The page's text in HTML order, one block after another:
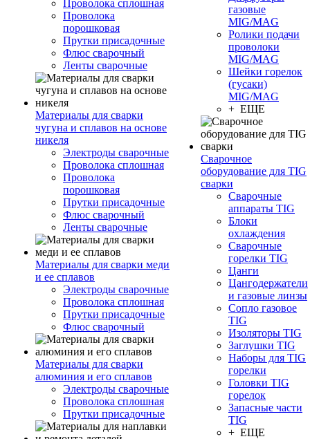
Проволока сплошная
Проволока
порошковая
Прутки присадочные
Флюс сварочный
Ленты сварочные
Материалы для сварки
чугуна и сплавов на основе
никеля
Электроды сварочные
Проволока сплошная
Проволока
порошковая
Прутки присадочные
Флюс сварочный
Ленты сварочные
Материалы для сварки меди
и ее сплавов
Электроды сварочные
Проволока сплошная
Прутки присадочные
Флюс сварочный
Материалы для сварки
алюминия и его сплавов
Электроды сварочные
Проволока сплошная
Прутки присадочные
газовые
MIG/MAG
Ролики подачи
проволоки
MIG/MAG
Шейки горелок
(гусаки)
MIG/MAG
+ ЕЩЕ
Сварочное
оборудование для TIG
сварки
Сварочные
аппараты TIG
Блоки
охлаждения
Сварочные
горелки TIG
Цанги
Цангодержатели
и газовые линзы
Сопло газовое
TIG
Изоляторы TIG
Заглушки TIG
Наборы для TIG
горелки
Головки TIG
горелок
Запасные части
TIG
+ ЕЩЕ